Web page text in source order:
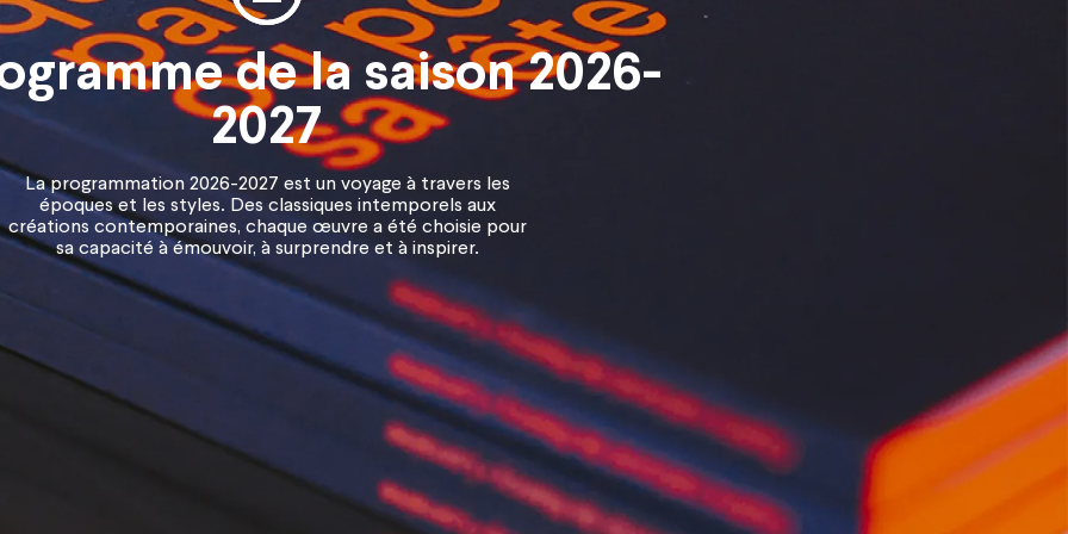
de la saison 2026-
2027
La programmation 2026-2027 est un voyage à travers les
époques et les styles. Des classiques intemporels aux
créations contemporaines, chaque œuvre a été choisie pour
sa capacité à émouvoir, à surprendre et à inspirer.